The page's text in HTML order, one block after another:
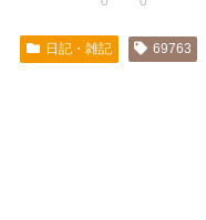
日記・雑記 69763